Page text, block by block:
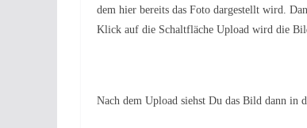
dem hier bereits das Foto dargestellt wird.
Klick auf die Schaltfläche Upload wird die
Nach dem Upload siehst Du das Bild dann in